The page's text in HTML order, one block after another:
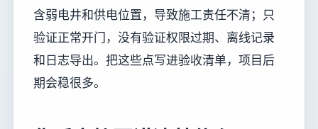
含弱电井和供电位置，导致施工责任不清；只
验证正常开门，没有验证权限过期、离线记录
和日志导出。把这些点写进验收清单，项目后
期会稳很多。